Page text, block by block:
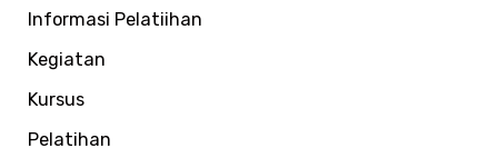
Informasi Pelatiihan
Kegiatan
Kursus
Pelatihan